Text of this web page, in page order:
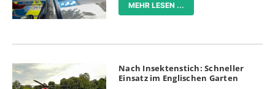
MEHR LESEN ...
Nach Insektenstich: Schneller
Einsatz im Englischen Garten